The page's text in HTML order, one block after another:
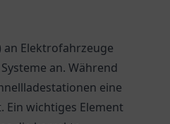
an Elektrofahrzeuge
an. Während
eine
wichtiges Element